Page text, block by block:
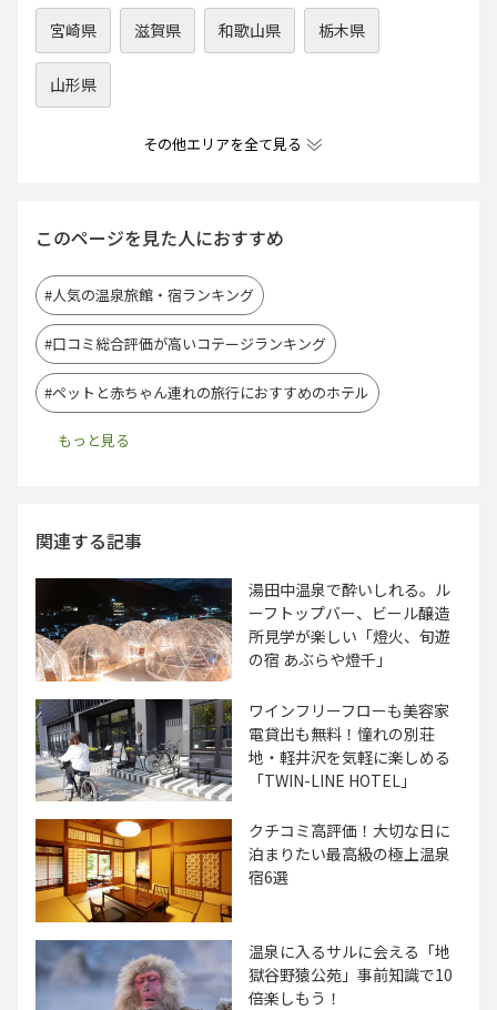
宮崎県 滋賀県 和歌山県 栃木県
山形県
その他エリアを全て見る
このページを見た人におすすめ
#人気の温泉旅館・宿ランキング
#口コミ総合評価が高いコテージランキング
#ペットと赤ちゃん連れの旅行におすすめのホテル
関連する記事
湯田中温泉で酔いしれる。ル
ーフトップバー、ビール醸造
所見学が楽しい「燈火、旬遊
の宿 あぶらや燈千」
ワインフリーフローも美容家
電貸出も無料！憧れの別荘
地・軽井沢を気軽に楽しめる
「TWIN-LINE HOTEL」
クチコミ高評価！大切な日に
泊まりたい最高級の極上温泉
宿6選
温泉に入るサルに会える「地
獄谷野猿公苑」事前知識で10
倍楽しもう！